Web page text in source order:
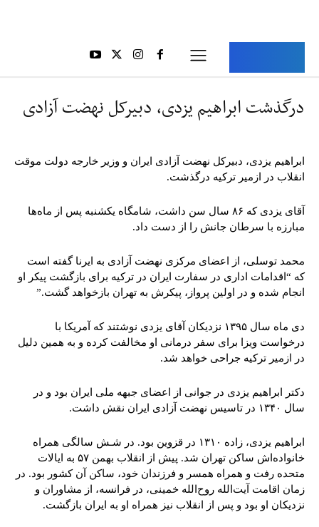
درگذشت ابراهیم یزدی، دبیرکل نهضت آزادی
ابراهیم یزدی، دبیرکل نهضت آزادی ایران و وزیر خارجه دولت موقت
انقلاب در ازمیر ترکیه درگذشت.
آقای یزدی که ۸۶ سال سن داشت، شامگاه یکشنبه پس از ماه‌ها
مبارزه با سرطان جانش را از دست داد.
محمد توسلی، از اعضای مرکزی نهضت آزادی به ایرنا گفته است
که “اقدامات اداری در سفارت ایران در ترکیه برای بازگشت پیکر او
انجام شده و در اولین پرواز، پیکرش به تهران بازخواهد گشت.”
دی ماه سال ۱۳۹۵ نزدیکان آقای یزدی نوشتند که آمریکا با
درخواست ویزا برای سفر درمانی او مخالفت کرده و به همین دلیل
در ازمیر ترکیه جراحی خواهد شد.
دکتر ابراهیم یزدی در جوانی از اعضای جبهه ملی ایران بود و در
سال ۱۳۴۰ در تاسیس نهضت آزادی ایران نقش داشت.
ابراهیم یزدی، زاده ۱۳۱۰ در قزوین بود. در شـش سالگی همراه
خانواده‌اش ساکن تهران شد. پیش از انقلاب بهمن ۵۷ به ایالات
متحده رفت و همراه همسر و فرزندان خود، ساکن آن کشور بود. در
زمان اقامت آیت‌الله روح‌الله خمینی، در فرانسه، از مشاوران و
نزدیکان او بود و پس از انقلاب نیز همراه او به ایران بازگشت.